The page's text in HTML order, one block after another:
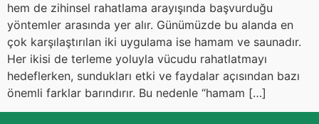
hem de zihinsel rahatlama arayışında başvurduğu
yöntemler arasında yer alır. Günümüzde bu alanda en
çok karşılaştırılan iki uygulama ise hamam ve saunadır.
Her ikisi de terleme yoluyla vücudu rahatlatmayı
hedeflerken, sundukları etki ve faydalar açısından bazı
önemli farklar barındırır. Bu nedenle “hamam […]